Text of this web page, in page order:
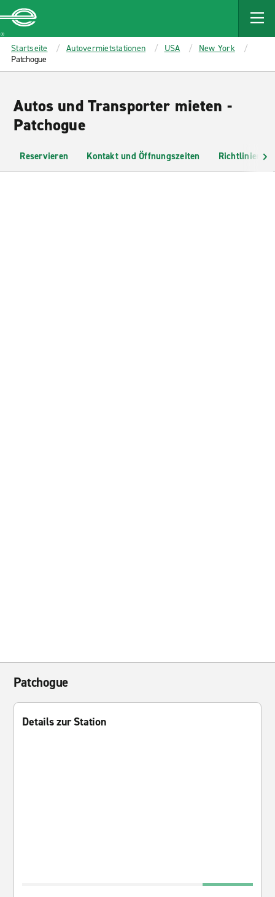
MAIN
CONTENT
Enterprise
Startseite Autovermietstationen USA
New York
Patchogue
Autos und Transporter mieten -
Patchogue
Reservieren Kontakt und Öffnungszeiten Richtlinien
Patchogue
Details zur Station